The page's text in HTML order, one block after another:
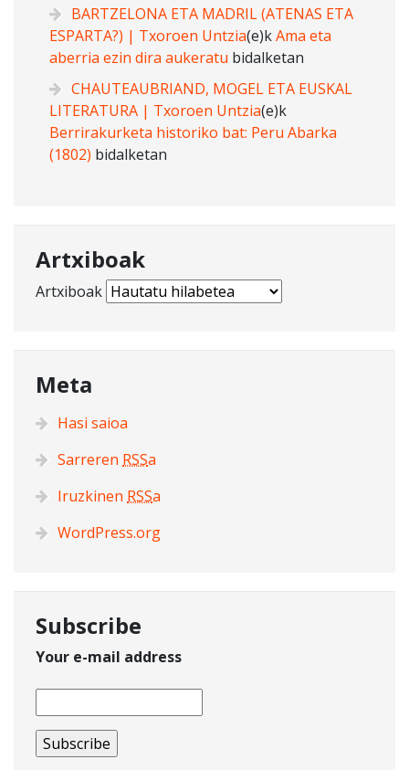
BARTZELONA ETA MADRIL (ATENAS ETA
ESPARTA?) | Txoroen Untzia(e)kAma eta
aberria ezin dira aukeratu bidalketan
CHAUTEAUBRIAND, MOGEL ETA EUSKAL
LITERATURA | Txoroen Untzia(e)k
Berrirakurketa historiko bat: Peru Abarka
(1802) bidalketan
Artxiboak
Artxiboak
Meta
Hasi saioa
Sarreren RSSa
Iruzkinen RSSa
WordPress.org
Subscribe
Your e-mail address